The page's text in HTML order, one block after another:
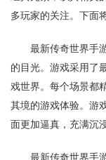
多玩家的关注。下面
最新传奇世界手
的目光。游戏采用了
戏世界。每个场景都
其境的游戏体验。游
面更加逼真，充满沉浸
最新传奇世界手